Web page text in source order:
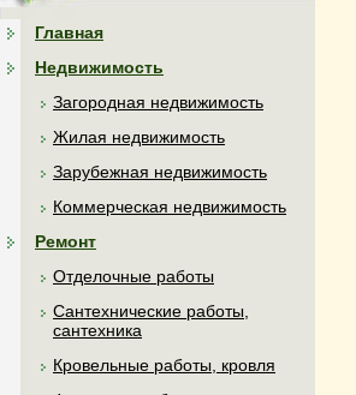
Главная
Недвижимость
Загородная недвижимость
Жилая недвижимость
Зарубежная недвижимость
Коммерческая недвижимость
Ремонт
Отделочные работы
Сантехнические работы,
сантехника
Кровельные работы, кровля